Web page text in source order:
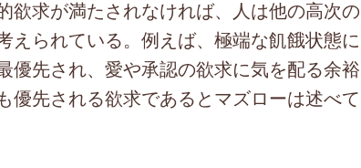
求が満たされなければ、人は他の高次の
えられている。例えば、極端な飢餓状態に
優先され、愛や承認の欲求に気を配る余裕
優先される欲求であるとマズローは述べて